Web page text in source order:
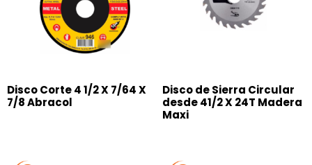
Disco Corte 4 1/2 X 7/64 X
7/8 Abracol
Disco de Sierra Circular
desde 41/2 X 24T Madera
Maxi